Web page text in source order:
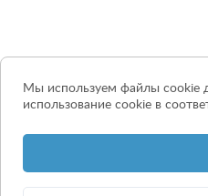
Мы используем файлы cookie
использование cookie в